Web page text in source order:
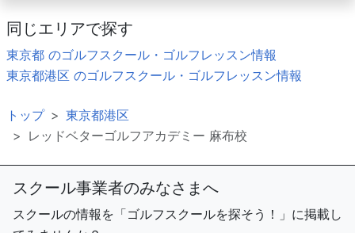
同じエリアで探す
東京都 のゴルフスクール・ゴルフレッスン情報
東京都港区 のゴルフスクール・ゴルフレッスン情報
トップ
東京都港区
レッドベターゴルフアカデミー 麻布校
スクール事業者のみなさまへ
スクールの情報を「ゴルフスクールを探そう！」に掲載し